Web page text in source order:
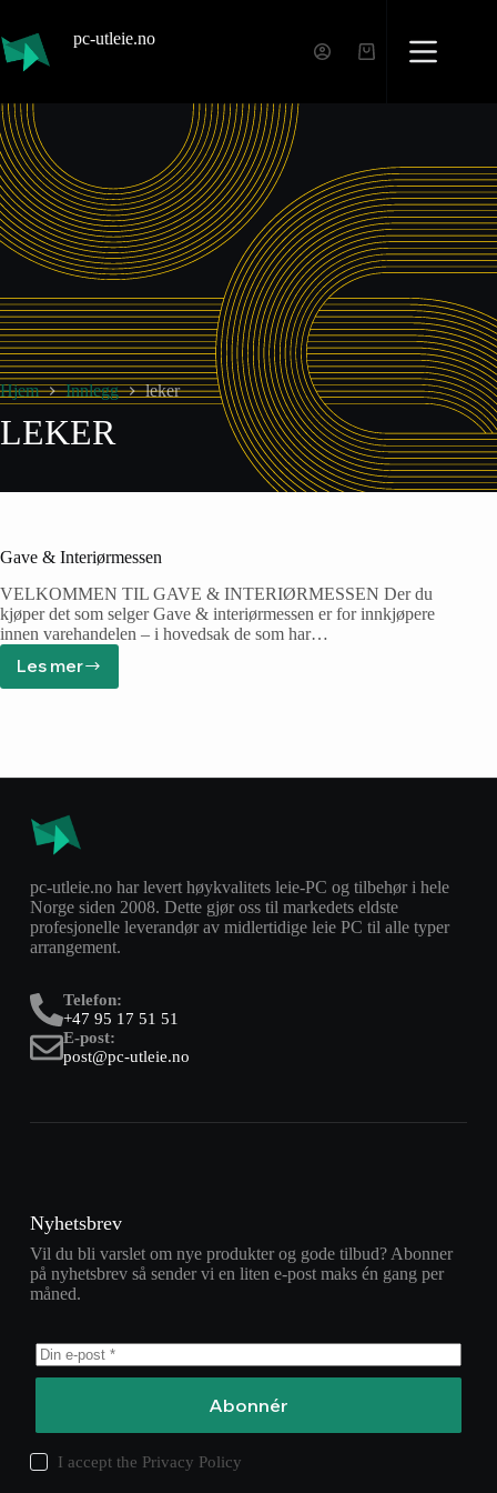
pc-utleie.no
Hjem Innlegg leker
LEKER
Gave & Interiørmessen
VELKOMMEN TIL GAVE & INTERIØRMESSEN Der du
kjøper det som selger Gave & interiørmessen er for innkjøpere
innen varehandelen – i hovedsak de som har…
Les mer
pc-utleie.no har levert høykvalitets leie-PC og tilbehør i hele
Norge siden 2008. Dette gjør oss til markedets eldste
profesjonelle leverandør av midlertidige leie PC til alle typer
arrangement.
Telefon:
+47 95 17 51 51
E-post:
post@pc-utleie.no
Nyhetsbrev
Vil du bli varslet om nye produkter og gode tilbud? Abonner
på nyhetsbrev så sender vi en liten e-post maks én gang per
måned.
Abonnér
I accept the Privacy Policy